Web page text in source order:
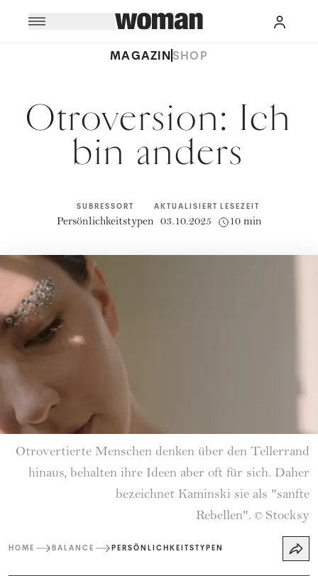
MAGAZINSHOP
Otroversion: Ich
bin anders
SUBRESSORT
Persönlichkeitstypen
AKTUALISIERT
03.10.2025
LESEZEIT
10 min
Otrovertierte Menschen denken über den Tellerrand
hinaus, behalten ihre Ideen aber oft für sich. Daher
bezeichnet Kaminski sie als "sanfte
Rebellen". © Stocksy
HOME BALANCE PERSÖNLICHKEITSTYPEN